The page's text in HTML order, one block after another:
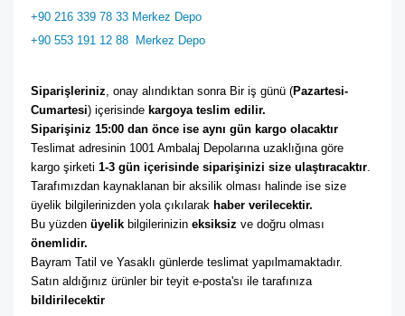
+90 216 339 78 33 Merkez Depo
+90 553 191 12 88 Merkez Depo
Siparişleriniz , onay alındıktan sonra Bir iş günü (Pazartesi-
Cumartesi) içerisinde kargoya teslim edilir.
Siparişiniz 15:00 dan önce ise aynı gün kargo olacaktır
Teslimat adresinin 1001 Ambalaj Depolarına uzaklığına göre
kargo şirketi 1-3 gün içerisinde siparişinizi size ulaştıracaktır
Tarafımızdan kaynaklanan bir aksilik olması halinde ise size
üyelik bilgilerinizden yola çıkılarak haber verilecektir.
Bu yüzden üyelik bilgilerinizin eksiksiz
önemlidir.
Bayram Tatil ve Yasaklı günlerde teslimat yapılmamaktadır.
bildirilecektir